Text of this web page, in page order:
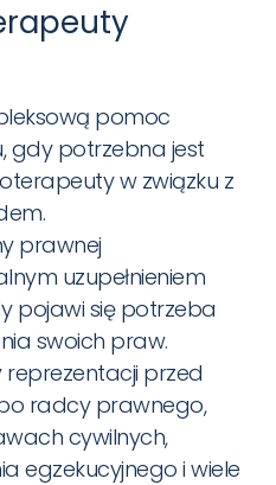
pomoc
gdy potrzebna jest
w związku z
prawnej
uzupełnieniem
pojawi się potrzeba
swoich praw.
reprezentacji przed
radcy prawnego,
cywilnych,
egzekucyjnego i wiele